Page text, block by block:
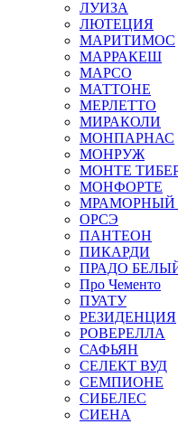
ЛУИЗА
ЛЮТЕЦИЯ
МАРИТИМОС
МАРРАКЕШ
МАРСО
МАТТОНЕ
МЕРЛЕТТО
МИРАКОЛИ
МОНПАРНАС
МОНРУЖ
МОНТЕ
МОНФОРТЕ
МРАМОРНЫЙ
ОРСЭ
ПАНТЕОН
ПИКАРДИ
ПРАДО
Про Чементо
ПУАТУ
РЕЗИДЕНЦИЯ
РОВЕРЕЛЛА
САФЬЯН
СЕЛЕКТ ВУД
СЕМПИОНЕ
СИБЕЛЕС
СИЕНА